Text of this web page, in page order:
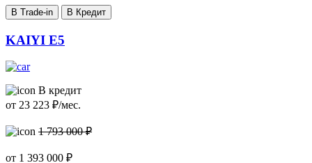
В Trade-in В Кредит
KAIYI E5
В кредит
от 23 223 ₽/мес.
1 793 000 ₽
от 1 393 000 ₽